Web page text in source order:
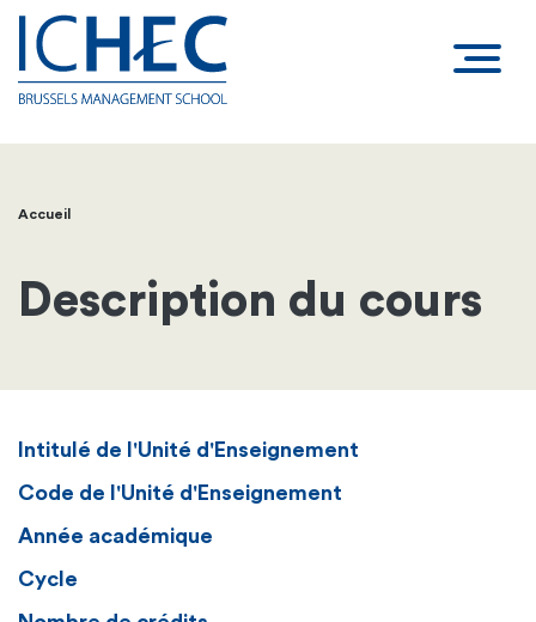
Fil
d'Ariane
Accueil
Description du cours
Intitulé de l'Unité d'Enseignement
Code de l'Unité d'Enseignement
Année académique
Cycle